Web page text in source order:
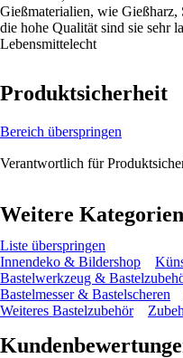
Gießmaterialien, wie
die hohe Qualität sind sie sehr
Lebensmittelecht
Produktsicherheit
Bereich überspringen
Verantwortlich für
Weitere Kategorien
Liste überspringen
Innendeko & Bildershop
Bastelwerkzeug &
Bastelmesser & Bastelscheren
Weiteres Bastelzubehör